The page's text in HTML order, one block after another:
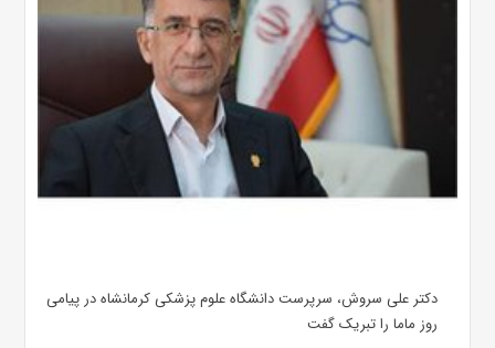
دکتر علی سروش، سرپرست دانشگاه علوم پزشکی کرمانشاه در پیامی
روز ماما را تبریک گفت